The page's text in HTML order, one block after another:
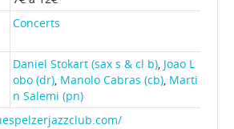
Concerts
Daniel Stokart (sax s & cl b) Joao L
obo (dr) Manolo Cabras (cb) Marti
n Salemi (pn)